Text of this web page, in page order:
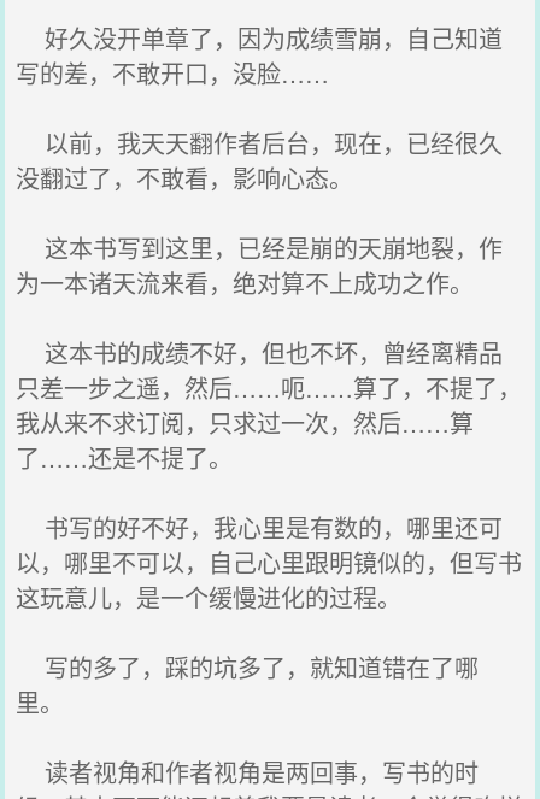
好久没开单章了，因为成绩雪崩，自己知道
写的差，不敢开口，没脸……
以前，我天天翻作者后台，现在，已经很久
没翻过了，不敢看，影响心态。
这本书写到这里，已经是崩的天崩地裂，作
为一本诸天流来看，绝对算不上成功之作。
这本书的成绩不好，但也不坏，曾经离精品
只差一步之遥，然后……呃……算了，不提了，
我从来不求订阅，只求过一次，然后……算
了……还是不提了。
书写的好不好，我心里是有数的，哪里还可
以，哪里不可以，自己心里跟明镜似的，但写书
这玩意儿，是一个缓慢进化的过程。
写的多了，踩的坑多了，就知道错在了哪
里。
读者视角和作者视角是两回事，写书的时